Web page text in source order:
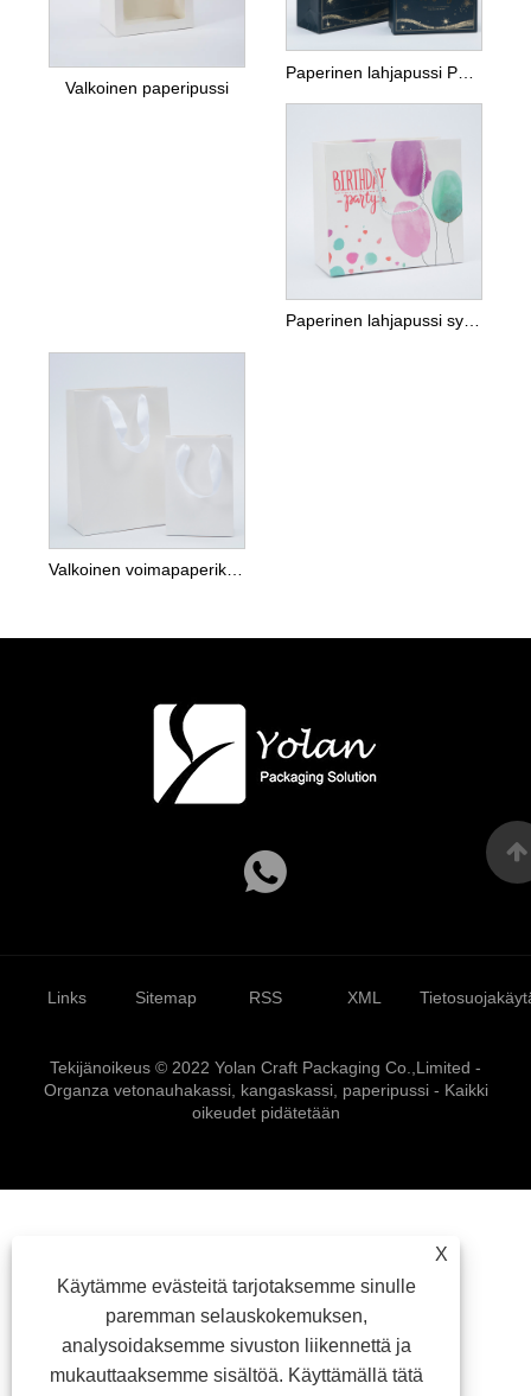
Valkoinen paperipussi
Paperinen lahjapussi syntymäpäiväjuhlien pakkaamiseen
Valkoinen voimapaperikassi
X
Käytämme evästeitä tarjotaksemme sinulle
paremman selauskokemuksen,
analysoidaksemme sivuston liikennettä ja
mukauttaaksemme sisältöä. Käyttämällä tätä
Links Sitemap RSS XML
Tekijänoikeus © 2022 Yolan Craft Packaging Co.,Limited -
Organza vetonauhakassi, kangaskassi, paperipussi - Kaikki
oikeudet pidätetään